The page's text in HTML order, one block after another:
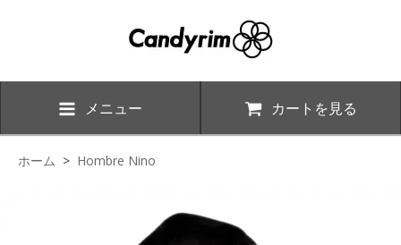
メニュー カートを見る
ホーム > Hombre Nino